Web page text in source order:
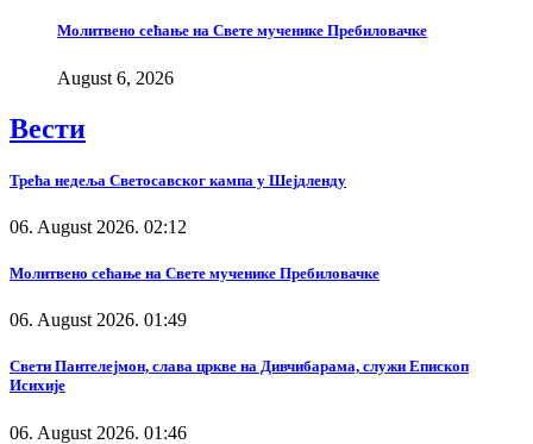
Молитвено сећање на Свете мученике Пребиловачке
August 6, 2026
Вести
Трећа недеља Светосавског кампа у Шејдленду
06. August 2026. 02:12
Молитвено сећање на Свете мученике Пребиловачке
06. August 2026. 01:49
Свети Пантелејмон, слава цркве на Дивчибарама, служи Епископ
Исихије
06. August 2026. 01:46